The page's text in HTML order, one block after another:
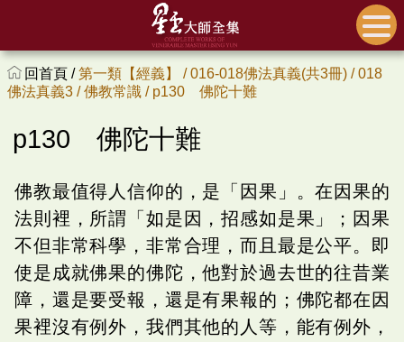
回首頁 /第一類【經義】 /016-018佛法真義(共3冊) /018
佛法真義3 /佛教常識 / p130 佛陀十難
p130 佛陀十難
佛教最值得人信仰的，是「因果」。在因果的
法則裡，所謂「如是因，招感如是果」；因果
不但非常科學，非常合理，而且最是公平。即
使是成就佛果的佛陀，他對於過去世的往昔業
障，還是要受報，還是有果報的；佛陀都在因
果裡沒有例外，我們其他的人等，能有例外，